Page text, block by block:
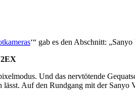
‘“ gab es den Abschnitt:
Und das nervtötende
Auf den Rundgang mit der